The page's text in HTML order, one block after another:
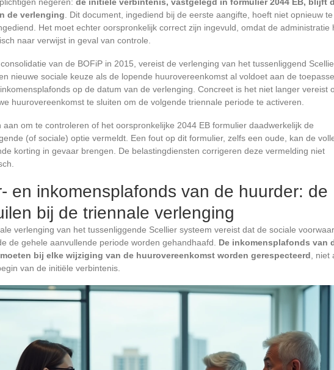
de verlenging . Dit document, ingediend bij de eerste aangifte, hoeft niet opnieuw te
Het moet echter oorspronkelijk correct zijn ingevuld, omdat de administratie
naar verwijst in geval van controle.
van de BOFiP in 2015, vereist de verlenging van het tussenliggend
nieuwe sociale keuze als de lopende huurovereenkomst al voldoet aan de
op de datum van de verlenging. Concreet is het niet langer vereist
huurovereenkomst te sluiten om de volgende triennale periode te activeren.
aan om te controleren of het oorspronkelijke 2044 EB formulier daadwerkelijk de
(of sociale) optie vermeldt. Een fout op dit formulier, zelfs een oude, kan de
korting in gevaar brengen. De belastingdiensten corrigeren deze vermelding niet
en inkomensplafonds van de huurder: de
bij de triennale verlenging
verlenging van het tussenliggende Scellier systeem vereist dat de sociale
de gehele aanvullende periode worden gehandhaafd. De inkomensplafonds van
bij elke wijziging van de huurovereenkomst worden gerespecteerd ,
van de initiële verbintenis.